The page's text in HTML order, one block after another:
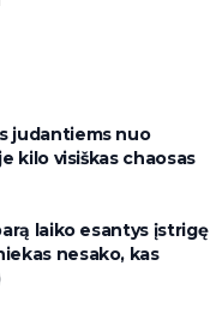
judantiems nuo
kilo visiškas chaosas
laiko esantys įstrigę
nesako, kas